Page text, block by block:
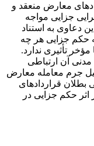
معارض منعقد و
جزایی مواجه
دعاوی به استناد
حکم جزایی هر چه
تأثیری ندارد.
آن ارتباطی
جرم معامله معارض
بطلان قراردادهای
حکم جزایی در